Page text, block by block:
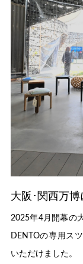
大阪･関西万
2025年4月開幕の
DENTOの専用ス
いただけました。